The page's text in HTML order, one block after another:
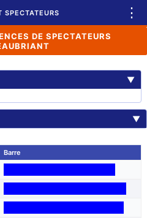
SPECTATEURS ⋮
DE SPECTATEURS
▼
▼
Barre